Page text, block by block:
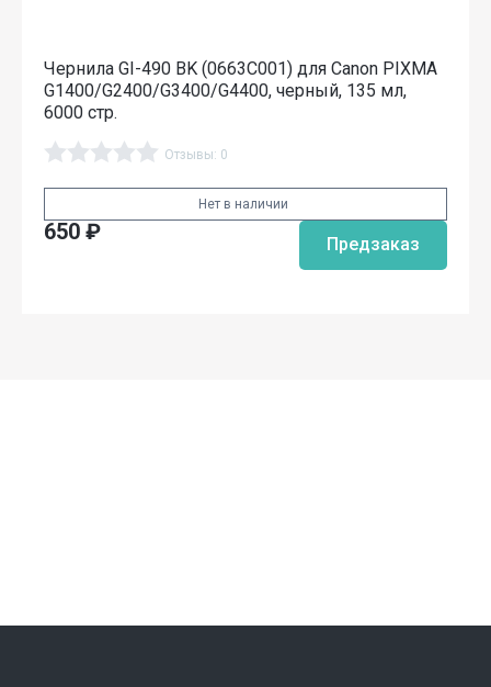
Чернила GI-490 BK (0663C001) для Canon PIXMA
G1400/G2400/G3400/G4400, черный, 135 мл,
6000 стр.
Отзывы: 0
Нет в наличии
650 ₽ Предзаказ